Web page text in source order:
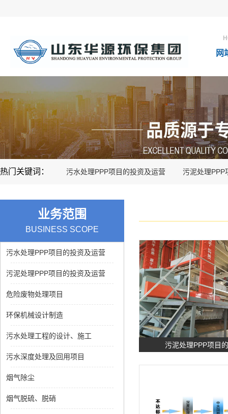
网
热门关键词： 污水处理PPP项目的投资及运营 污泥处理PPP
业务范围
BUSINESS SCOPE
污水处理PPP项目的投资及运营
污泥处理PPP项目的投资及运营
危险废物处理项目
环保机械设计制造
污水处理工程的设计、施工
污水深度处理及回用项目
烟气除尘
烟气脱硫、脱硝
污泥处理PPP项目